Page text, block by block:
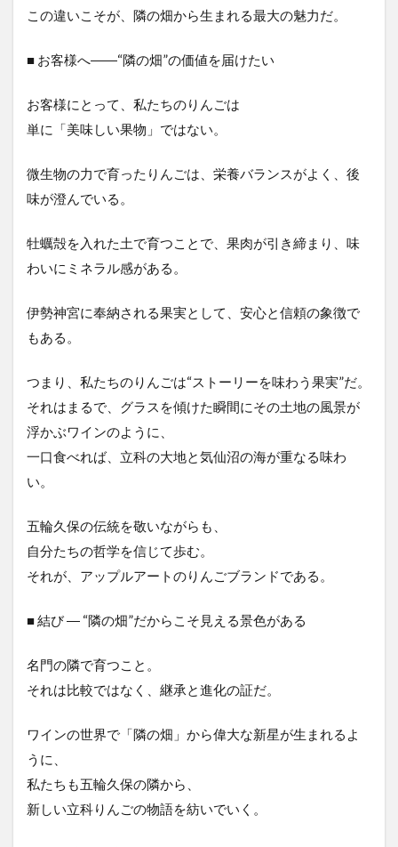
この違いこそが、隣の畑から生まれる最大の魅力だ。
■ お客様へ――“隣の畑”の価値を届けたい
お客様にとって、私たちのりんごは
単に「美味しい果物」ではない。
微生物の力で育ったりんごは、栄養バランスがよく、後
味が澄んでいる。
牡蠣殻を入れた土で育つことで、果肉が引き締まり、味
わいにミネラル感がある。
伊勢神宮に奉納される果実として、安心と信頼の象徴で
もある。
つまり、私たちのりんごは“ストーリーを味わう果実”だ。
それはまるで、グラスを傾けた瞬間にその土地の風景が
浮かぶワインのように、
一口食べれば、立科の大地と気仙沼の海が重なる味わ
い。
五輪久保の伝統を敬いながらも、
自分たちの哲学を信じて歩む。
それが、アップルアートのりんごブランドである。
■ 結び ― “隣の畑”だからこそ見える景色がある
名門の隣で育つこと。
それは比較ではなく、継承と進化の証だ。
ワインの世界で「隣の畑」から偉大な新星が生まれるよ
うに、
私たちも五輪久保の隣から、
新しい立科りんごの物語を紡いでいく。